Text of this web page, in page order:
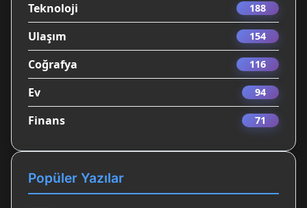
Teknoloji 188
Ulaşım 154
Coğrafya 116
Ev 94
Finans 71
Popüler Yazılar